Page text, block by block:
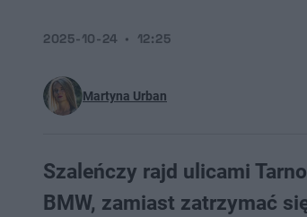
Martyna Urban
2025-10-24 12:25
Szaleńczy rajd ulicami
BMW, zamiast zatrzymać